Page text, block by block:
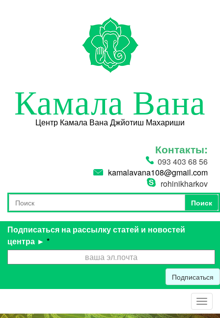
Камала Вана
Центр Камала Вана Джйотиш Махариши
Контакты:
093 403 68 56
kamalavana108@gmail.com
rohinikharkov
Форма поиска
Поиск
Поиск
Подписаться на рассылку статей и новостей
центра ► *
Подписаться